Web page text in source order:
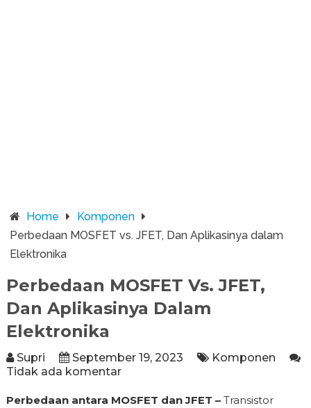
Home
Komponen
Perbedaan MOSFET vs. JFET, Dan Aplikasinya dalam
Elektronika
Perbedaan MOSFET Vs. JFET,
Dan Aplikasinya Dalam
Elektronika
Supri September 19, 2023
Komponen
Tidak ada komentar
Perbedaan antara MOSFET dan JFET – Transistor